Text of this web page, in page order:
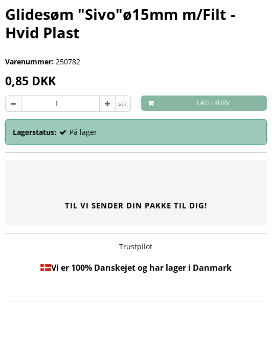
Glidesøm "Sivo"ø15mm m/Filt -
Hvid Plast
Varenummer: 250782
0,85 DKK
stk. LÆG I KURV
Lagerstatus: På lager
TIL VI SENDER DIN PAKKE TIL DIG!
Trustpilot
Vi er 100% Danskejet og har lager i Danmark